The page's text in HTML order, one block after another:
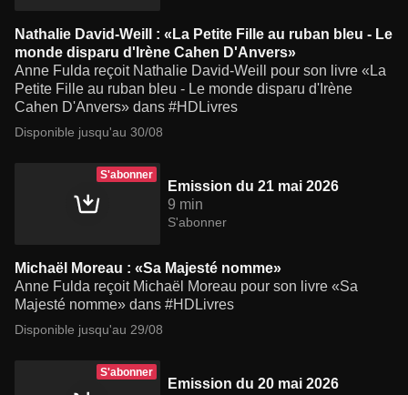
Nathalie David-Weill : «La Petite Fille au ruban bleu - Le
monde disparu d'Irène Cahen D'Anvers»
Anne Fulda reçoit Nathalie David-Weill pour son livre «La
Petite Fille au ruban bleu - Le monde disparu d'Irène
Cahen D'Anvers» dans #HDLivres
Disponible jusqu'au 30/08
S'abonner
Emission du 21 mai 2026
9 min
S'abonner
Michaël Moreau : «Sa Majesté nomme»
Anne Fulda reçoit Michaël Moreau pour son livre «Sa
Majesté nomme» dans #HDLivres
Disponible jusqu'au 29/08
S'abonner
Emission du 20 mai 2026